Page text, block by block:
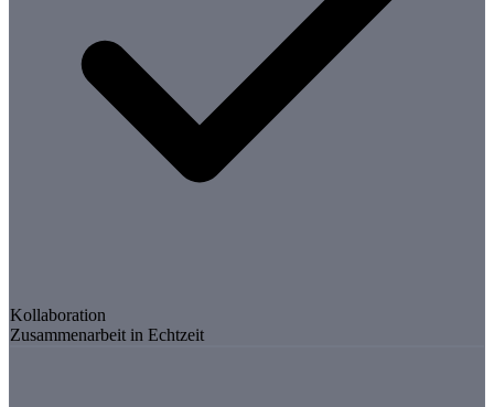
Kollaboration
Zusammenarbeit in Echtzeit